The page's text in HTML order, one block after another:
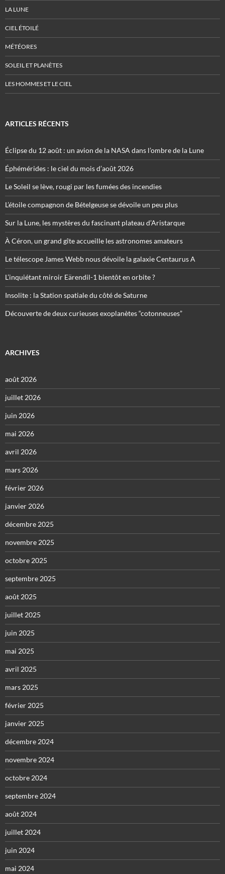
LA LUNE
CIEL ÉTOILÉ
MÉTÉORES
SOLEIL ET PLANÈTES
LES HOMMES ET LE CIEL
ARTICLES RÉCENTS
Éclipse du 12 août : un avion de la NASA dans l’ombre de la Lune
Éphémérides : le ciel du mois d’août 2026
Le Soleil se lève, rougi par les fumées des incendies
L’étoile compagnon de Bételgeuse se dévoile un peu plus
Sur la Lune, les mystères du fascinant plateau d’Aristarque
À Céron, un grand gîte accueille les astronomes amateurs
Le télescope James Webb nous dévoile la galaxie Centaurus A
L’inquiétant miroir Eärendil-1 bientôt en orbite ?
Insolite : la Station spatiale du côté de Saturne
Découverte de deux curieuses exoplanètes “cotonneuses”
ARCHIVES
août 2026
juillet 2026
juin 2026
mai 2026
avril 2026
mars 2026
février 2026
janvier 2026
décembre 2025
novembre 2025
octobre 2025
septembre 2025
août 2025
juillet 2025
juin 2025
mai 2025
avril 2025
mars 2025
février 2025
janvier 2025
décembre 2024
novembre 2024
octobre 2024
septembre 2024
août 2024
juillet 2024
juin 2024
mai 2024